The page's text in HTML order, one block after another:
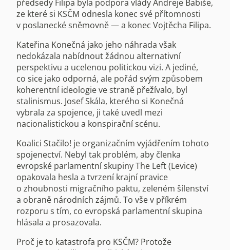
předsedy Filipa byla podpora vlády Andreje Babiše,
ze které si KSČM odnesla konec své přítomnosti
v poslanecké sněmovně — a konec Vojtěcha Filipa.
Kateřina Konečná jako jeho náhrada však
nedokázala nabídnout žádnou alternativní
perspektivu a ucelenou politickou vizi. A jediné,
co sice jako odporná, ale pořád svým způsobem
koherentní ideologie ve straně přežívalo, byl
stalinismus. Josef Skála, kterého si Konečná
vybrala za spojence, ji také uvedl mezi
nacionalistickou a konspirační scénu.
Koalici Stačilo! je organizačním vyjádřením tohoto
spojenectví. Nebyl tak problém, aby členka
evropské parlamentní skupiny The Left (Levice)
opakovala hesla a tvrzení krajní pravice
o zhoubnosti migračního paktu, zeleném šílenství
a obraně národních zájmů. To vše v příkrém
rozporu s tím, co evropská parlamentní skupina
hlásala a prosazovala.
Proč je to katastrofa pro KSČM? Protože